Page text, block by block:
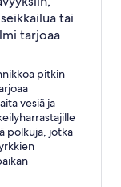
tai
tarjoaa
pitkin
vesiä ja
polkuja, jotka